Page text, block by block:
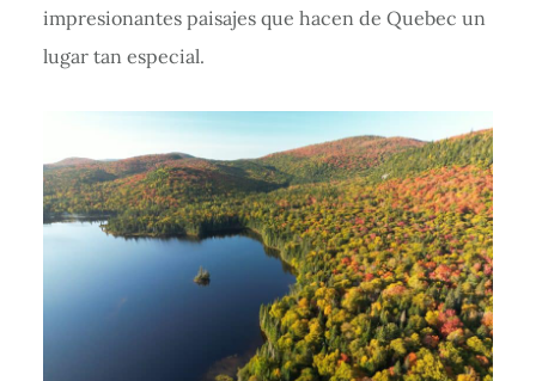
impresionantes paisajes que hacen de Quebec un
lugar tan especial.